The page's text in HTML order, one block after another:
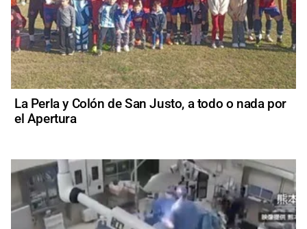
La Perla y Colón de San Justo, a todo o nada por
el Apertura